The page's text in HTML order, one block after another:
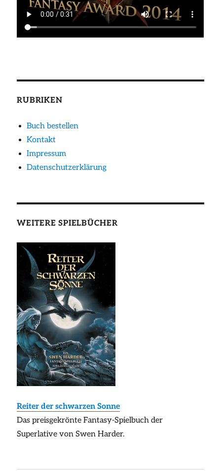
RUBRIKEN
Buch bestellen
Kontakt
Impressum
Datenschutzerklärung
WEITERE SPIELBÜCHER
Reiter der schwarzen Sonne
Das preisgekrönte Fantasy-Spielbuch der
Superlative von Swen Harder.